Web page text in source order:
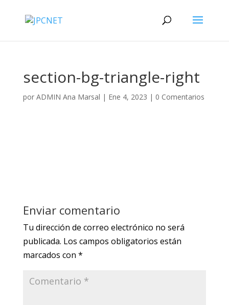
section-bg-triangle-right
por ADMIN Ana Marsal | Ene 4, 2023 | 0 Comentarios
Enviar comentario
Tu dirección de correo electrónico no será
publicada. Los campos obligatorios están
marcados con *